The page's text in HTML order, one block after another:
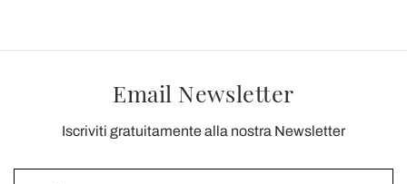
Email Newsletter
Iscriviti gratuitamente alla nostra Newsletter